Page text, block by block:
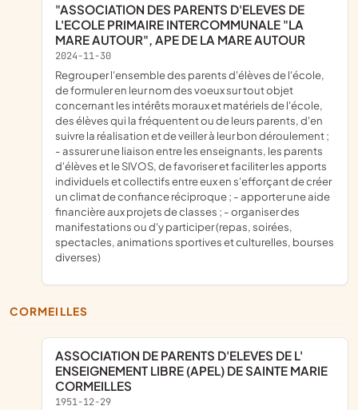
"ASSOCIATION DES PARENTS D'ELEVES DE
L'ECOLE PRIMAIRE INTERCOMMUNALE "LA
MARE AUTOUR", APE DE LA MARE AUTOUR
2024-11-30
regrouper l'ensemble des parents d'élèves de l'école,
de formuler en leur nom des voeux sur tout objet
concernant les intérêts moraux et matériels de l'école,
des élèves qui la fréquentent ou de leurs parents, d'en
suivre la réalisation et de veiller à leur bon déroulement ;
- assurer une liaison entre les enseignants, les parents
d'élèves et le SIVOS, de favoriser et faciliter les apports
individuels et collectifs entre eux en s'efforçant de créer
un climat de confiance réciproque ; - apporter une aide
financière aux projets de classes ; - organiser des
manifestations ou d'y participer (repas, soirées,
spectacles, animations sportives et culturelles, bourses
diverses)
CORMEILLES
ASSOCIATION DE PARENTS D'ELEVES DE L'
ENSEIGNEMENT LIBRE (APEL) DE SAINTE MARIE
CORMEILLES
1951-12-29